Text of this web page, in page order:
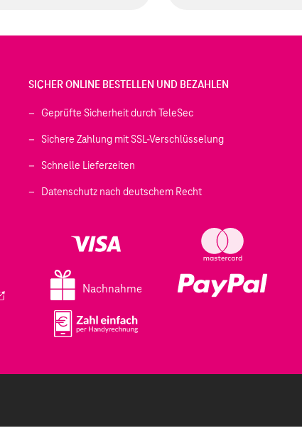
geöffnet)
in einem neuen Tab geöffnet)
in einem neuen Tab geöffnet)
SICHER ONLINE BESTELLEN UND BEZAHLEN
Geprüfte Sicherheit durch TeleSec
Sichere Zahlung mit SSL-Verschlüsselung
Schnelle Lieferzeiten
Datenschutz nach deutschem Recht
Nachnahme